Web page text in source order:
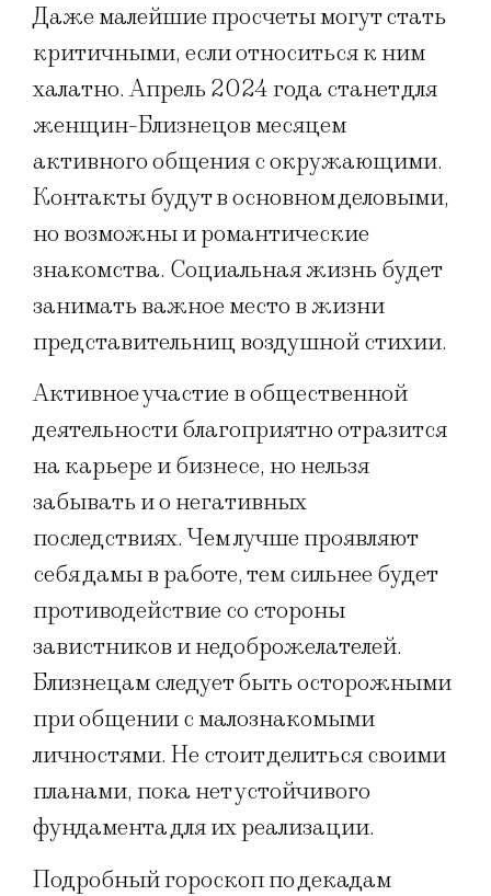
Даже малейшие просчеты могут стать
критичными, если относиться к ним
халатно. Апрель 2024 года станет для
женщин-Близнецов месяцем
активного общения с окружающими.
Контакты будут в основном деловыми,
но возможны и романтические
знакомства. Социальная жизнь будет
занимать важное место в жизни
представительниц воздушной стихии.
Активное участие в общественной
деятельности благоприятно отразится
на карьере и бизнесе, но нельзя
забывать и о негативных
последствиях. Чем лучше проявляют
себя дамы в работе, тем сильнее будет
противодействие со стороны
завистников и недоброжелателей.
Близнецам следует быть осторожными
при общении с малознакомыми
личностями. Не стоит делиться своими
планами, пока нет устойчивого
фундамента для их реализации.
Подробный гороскоп по декадам